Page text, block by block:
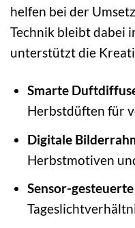
helfen bei der
Technik bleibt dabei
unterstützt die
Smarte
Herbstdüften für
Digitale
Herbstmotiven
Sensor-